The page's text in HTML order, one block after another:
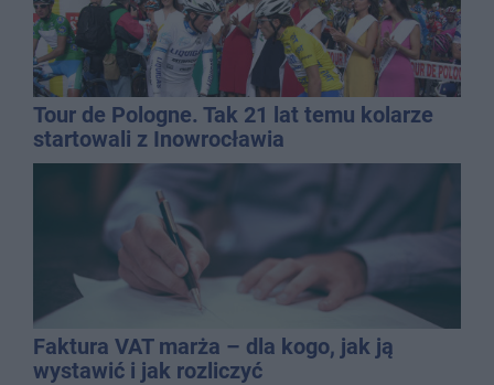
Tour de Pologne. Tak 21 lat temu kolarze
startowali z Inowrocławia
Faktura VAT marża – dla kogo, jak ją
wystawić i jak rozliczyć